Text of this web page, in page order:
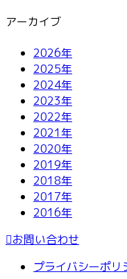
アーカイブ
2026年
2025年
2024年
2023年
2022年
2021年
2020年
2019年
2018年
2017年
2016年
お問い合わせ
プライバシーポリ